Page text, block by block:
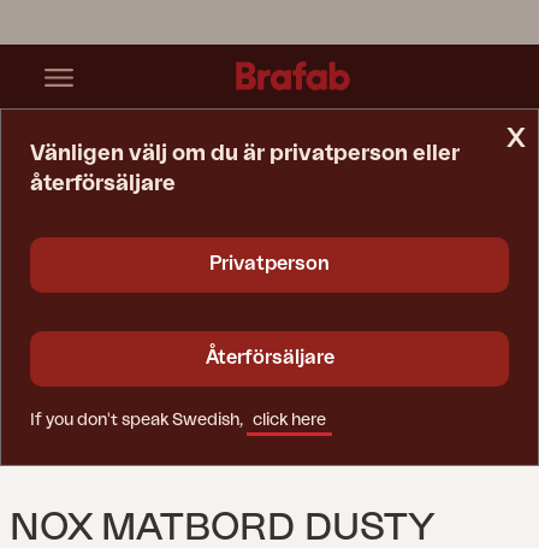
NOX MATBORD DUSTY
x
Vänligen välj om du är privatperson eller
återförsäljare
Privatperson
Återförsäljare
If you don't speak Swedish, click here